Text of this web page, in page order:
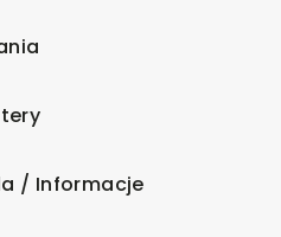
/ Informacje